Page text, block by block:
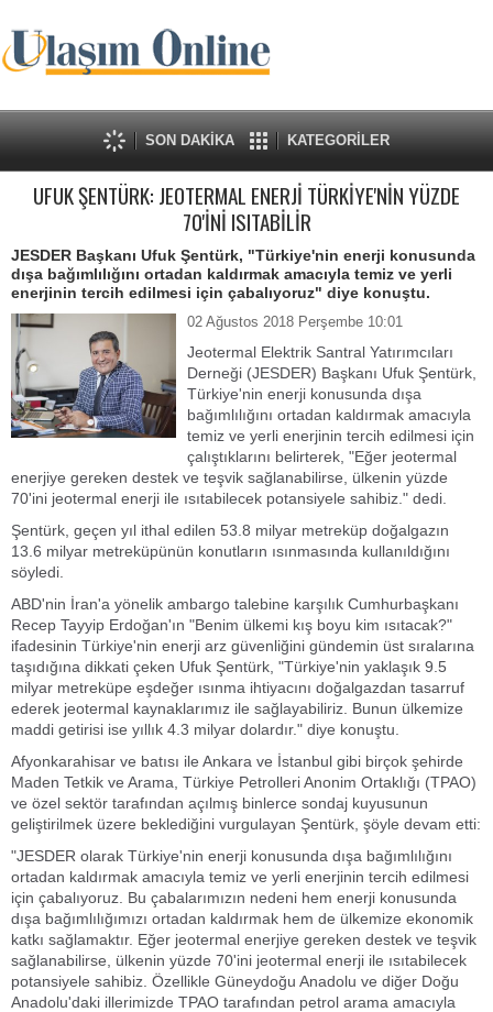
SON DAKİKA KATEGORİLER
UFUK ŞENTÜRK: JEOTERMAL ENERJİ TÜRKİYE'NİN YÜZDE
70'İNİ ISITABİLİR
JESDER Başkanı Ufuk Şentürk, "Türkiye'nin enerji konusunda
dışa bağımlılığını ortadan kaldırmak amacıyla temiz ve yerli
enerjinin tercih edilmesi için çabalıyoruz" diye konuştu.
02 Ağustos 2018 Perşembe 10:01
Jeotermal Elektrik Santral Yatırımcıları
Derneği (JESDER) Başkanı Ufuk Şentürk,
Türkiye'nin enerji konusunda dışa
bağımlılığını ortadan kaldırmak amacıyla
temiz ve yerli enerjinin tercih edilmesi için
çalıştıklarını belirterek, "Eğer jeotermal
enerjiye gereken destek ve teşvik sağlanabilirse, ülkenin yüzde
70'ini jeotermal enerji ile ısıtabilecek potansiyele sahibiz." dedi.
Şentürk, geçen yıl ithal edilen 53.8 milyar metreküp doğalgazın
13.6 milyar metreküpünün konutların ısınmasında kullanıldığını
söyledi.
ABD'nin İran'a yönelik ambargo talebine karşılık Cumhurbaşkanı
Recep Tayyip Erdoğan'ın "Benim ülkemi kış boyu kim ısıtacak?"
ifadesinin Türkiye'nin enerji arz güvenliğini gündemin üst sıralarına
taşıdığına dikkati çeken Ufuk Şentürk, "Türkiye'nin yaklaşık 9.5
milyar metreküpe eşdeğer ısınma ihtiyacını doğalgazdan tasarruf
ederek jeotermal kaynaklarımız ile sağlayabiliriz. Bunun ülkemize
maddi getirisi ise yıllık 4.3 milyar dolardır." diye konuştu.
Afyonkarahisar ve batısı ile Ankara ve İstanbul gibi birçok şehirde
Maden Tetkik ve Arama, Türkiye Petrolleri Anonim Ortaklığı (TPAO)
ve özel sektör tarafından açılmış binlerce sondaj kuyusunun
geliştirilmek üzere beklediğini vurgulayan Şentürk, şöyle devam etti:
"JESDER olarak Türkiye'nin enerji konusunda dışa bağımlılığını
ortadan kaldırmak amacıyla temiz ve yerli enerjinin tercih edilmesi
için çabalıyoruz. Bu çabalarımızın nedeni hem enerji konusunda
dışa bağımlılığımızı ortadan kaldırmak hem de ülkemize ekonomik
katkı sağlamaktır. Eğer jeotermal enerjiye gereken destek ve teşvik
sağlanabilirse, ülkenin yüzde 70'ini jeotermal enerji ile ısıtabilecek
potansiyele sahibiz. Özellikle Güneydoğu Anadolu ve diğer Doğu
Anadolu'daki illerimizde TPAO tarafından petrol arama amacıyla